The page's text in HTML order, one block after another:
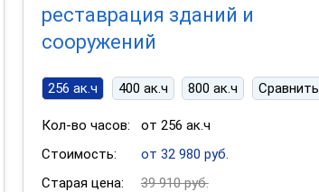
реставрация зданий и
сооружений
256 ак.ч 400 ак.ч 800 ак.ч Сравнить
Кол-во часов:
от 256 ак.ч
Стоимость:
от 32 980 руб.
Старая цена:
39 910 руб.